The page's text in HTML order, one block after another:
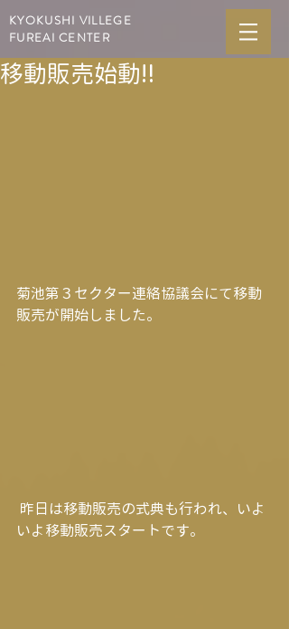
KYOKUSHI VILLEGE
FUREAI CENTER
移動販売始動‼
菊池第３セクター連絡協議会にて移動
販売が開始しました。
いよ移動販売スタートです。